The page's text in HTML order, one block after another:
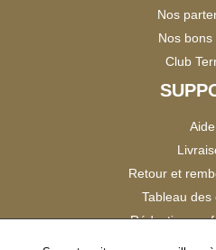
Nos
Nos bons
Club
Aide
Retour et
Tableau des
Réduction